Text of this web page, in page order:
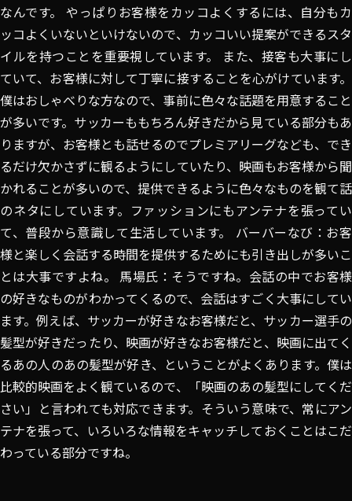
なんです。 やっぱりお客様をカッコよくするには、自分もカ
ッコよくいないといけないので、カッコいい提案ができるスタ
イルを持つことを重要視しています。 また、接客も大事にし
ていて、お客様に対して丁寧に接することを心がけています。
僕はおしゃべりな方なので、事前に色々な話題を用意すること
が多いです。サッカーももちろん好きだから見ている部分もあ
りますが、お客様とも話せるのでプレミアリーグなども、でき
るだけ欠かさずに観るようにしていたり、映画もお客様から聞
かれることが多いので、提供できるように色々なものを観て話
のネタにしています。ファッションにもアンテナを張ってい
て、普段から意識して生活しています。 バーバーなび：お客
様と楽しく会話する時間を提供するためにも引き出しが多いこ
とは大事ですよね。 馬場氏：そうですね。会話の中でお客様
の好きなものがわかってくるので、会話はすごく大事にしてい
ます。例えば、サッカーが好きなお客様だと、サッカー選手の
髪型が好きだったり、映画が好きなお客様だと、映画に出てく
るあの人のあの髪型が好き、ということがよくあります。僕は
比較的映画をよく観ているので、「映画のあの髪型にしてくだ
さい」と言われても対応できます。そういう意味で、常にアン
テナを張って、いろいろな情報をキャッチしておくことはこだ
わっている部分ですね。